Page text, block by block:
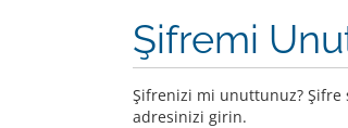
Şifremi
Şifrenizi mi unuttunuz? Şifre
adresinizi girin.